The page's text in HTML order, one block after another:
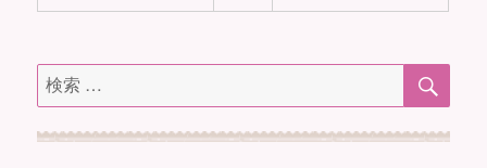
検
索
対
検